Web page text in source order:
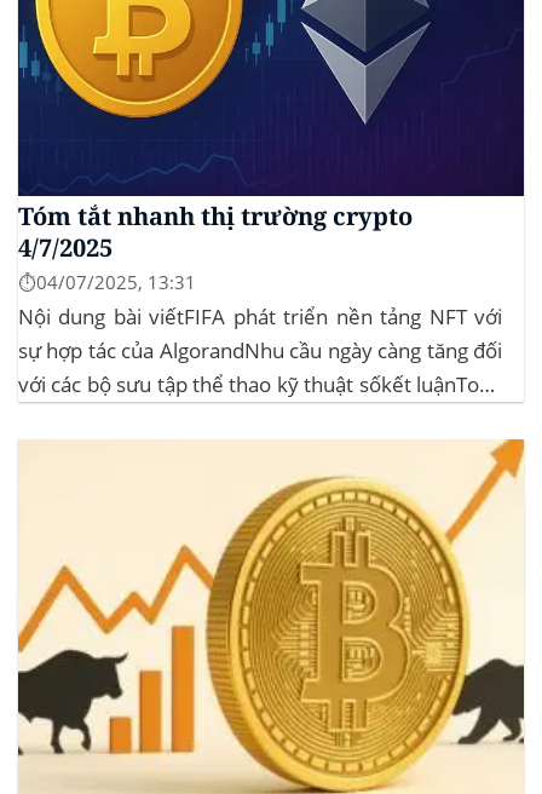
Tóm tắt nhanh thị trường crypto
4/7/2025
⏱️04/07/2025, 13:31
Nội dung bài viếtFIFA phát triển nền tảng NFT với
sự hợp tác của AlgorandNhu cầu ngày càng tăng đối
với các bộ sưu tập thể thao kỹ thuật sốkết luậnToàn